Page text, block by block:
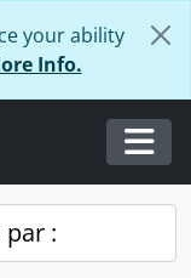
your ability
Info.
: